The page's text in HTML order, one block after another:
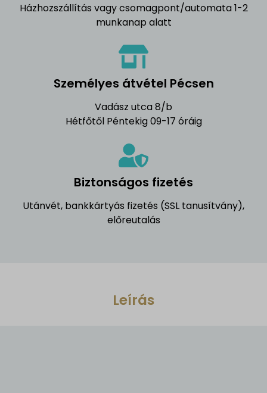
Házhozszállítás vagy csomagpont/automata 1-2
munkanap alatt
Személyes átvétel Pécsen
Vadász utca 8/b
Hétfőtől Péntekig 09-17 óráig
Biztonságos fizetés
Utánvét, bankkártyás fizetés (SSL tanusítvány),
előreutalás
Leírás